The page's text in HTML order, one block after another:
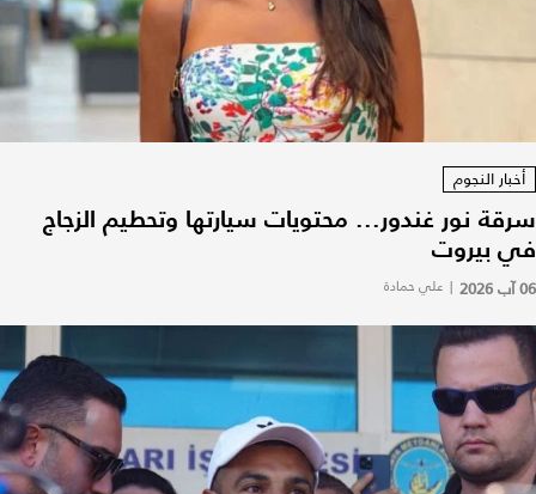
أخبار النجوم
سرقة نور غندور... محتويات سيارتها وتحطيم الزجاج
في بيروت
06 آب 2026 | علي حمادة